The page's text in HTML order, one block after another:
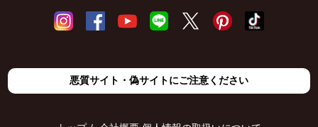
悪質サイト・偽サイトにご注意ください